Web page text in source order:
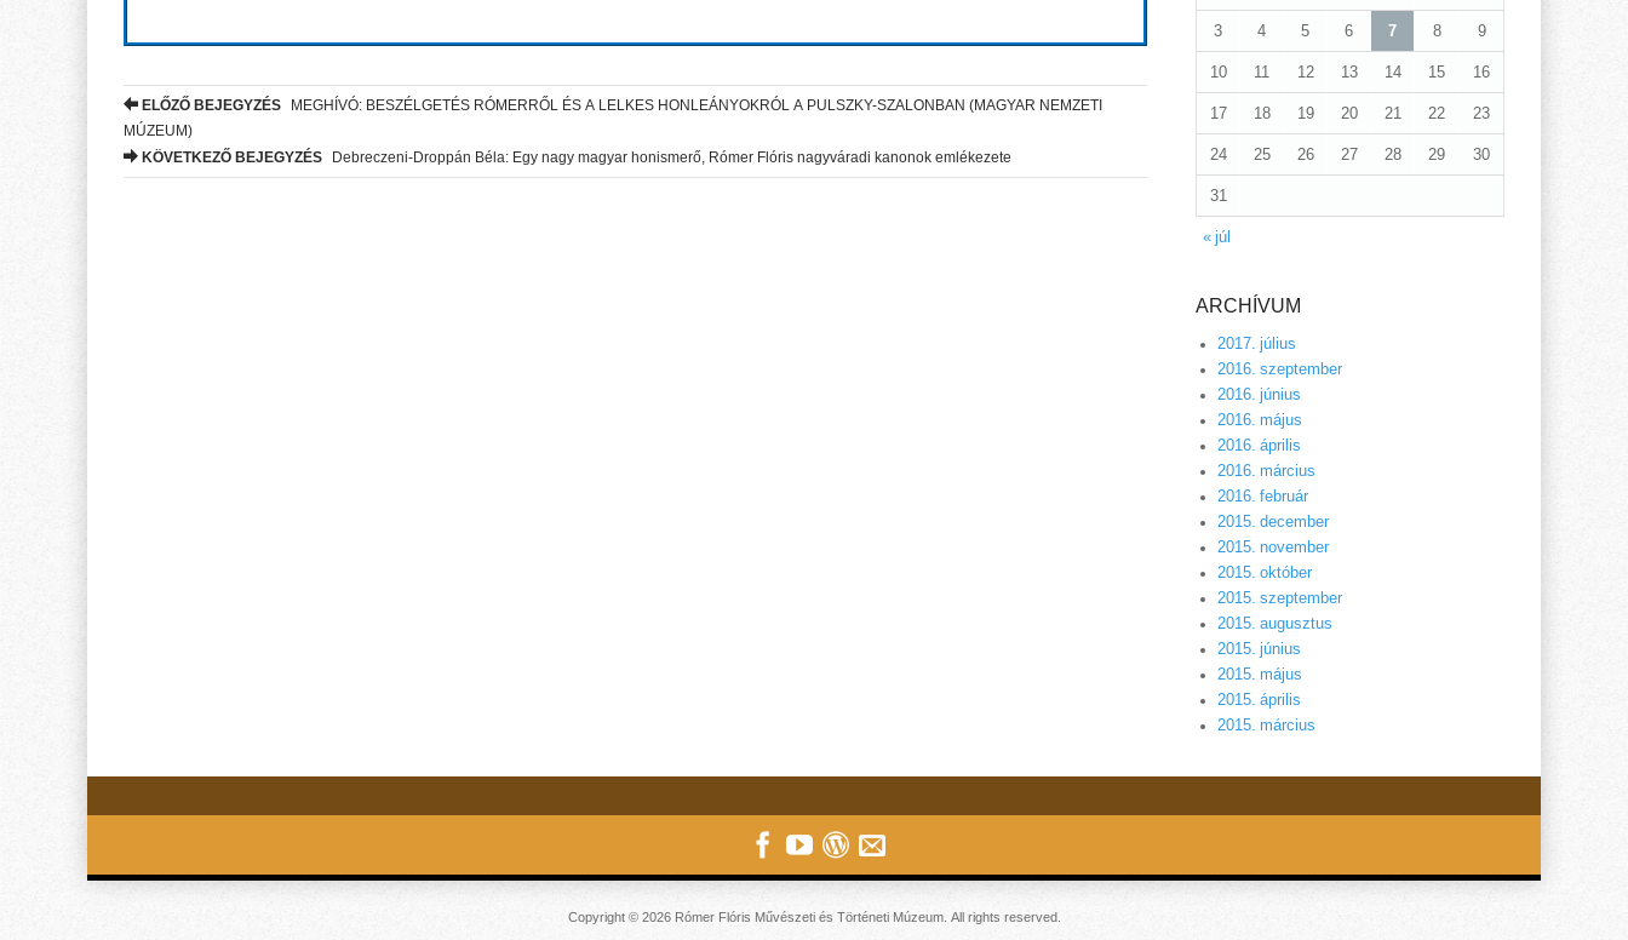
Post navigation
ELŐZŐ BEJEGYZÉS
MEGHÍVÓ: BESZÉLGETÉS RÓMERRŐL ÉS A LELKES HONLEÁNYOKRÓL A PULSZKY-SZALONBAN (MAGYAR NEMZETI
MÚZEUM)
KÖVETKEZŐ BEJEGYZÉS
Debreczeni-Droppán Béla: Egy nagy magyar honismerő, Rómer Flóris nagyváradi kanonok emlékezete
« júl
3 4 5 6 7 8 9
10 11 12 13 14 15 16
17 18 19 20 21 22 23
24 25 26 27 28 29 30
31
ARCHÍVUM
2017. július
2016. szeptember
2016. június
2016. május
2016. április
2016. március
2016. február
2015. december
2015. november
2015. október
2015. szeptember
2015. augusztus
2015. június
2015. május
2015. április
2015. március
Copyright © 2026 Rómer Flóris Művészeti és Történeti Múzeum. All rights reserved.